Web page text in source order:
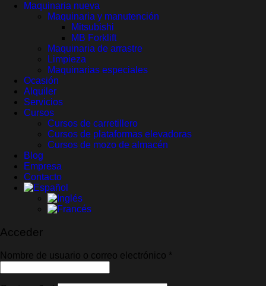
Maquinaria nueva
Maquinaria y manutención
Mitsubishi
MB Forklift
Maquinaria de arrastre
Limpieza
Maquinarias especiales
Ocasión
Alquiler
Servicios
Cursos
Cursos de carretillero
Cursos de plataformas elevadoras
Cursos de mozo de almacén
Blog
Empresa
Contacto
Acceder
Nombre de usuario o correo electrónico *